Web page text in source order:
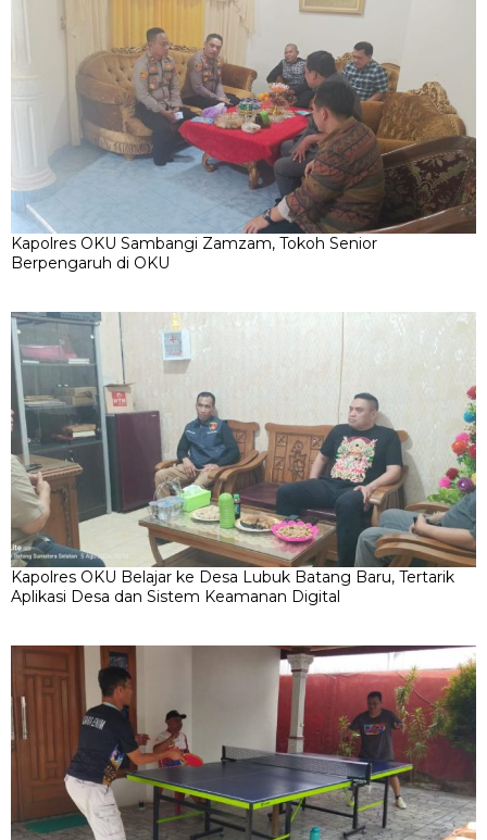
Kapolres OKU Sambangi Zamzam, Tokoh Senior
Berpengaruh di OKU
Kapolres OKU Belajar ke Desa Lubuk Batang Baru, Tertarik
Aplikasi Desa dan Sistem Keamanan Digital